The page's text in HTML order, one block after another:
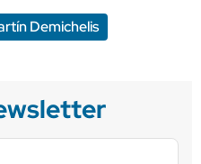
Demichelis